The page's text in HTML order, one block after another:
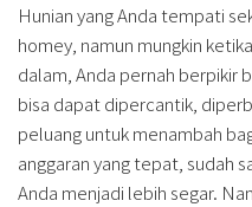
Hunian yang Anda tempati
homey, namun mungkin
dalam, Anda pernah berpikir
bisa dapat dipercantik,
peluang untuk menambah
anggaran yang tepat, sudah
Anda menjadi lebih segar.